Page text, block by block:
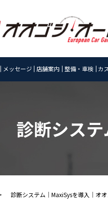
メッセージ 店舗案内 整備・車検 カ
診断シス
診断システム｜MaxiSysを導入｜オ